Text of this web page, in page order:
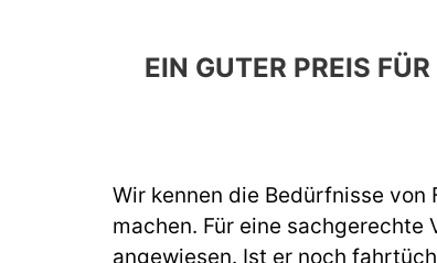
EIN GUTER PREIS
Wir kennen die Bedürfnisse
machen. Für eine
angewiesen. Ist er noch